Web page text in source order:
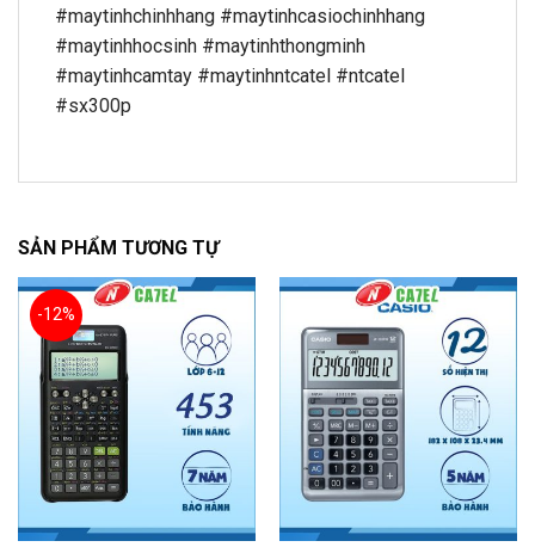
#maytinhchinhhang #maytinhcasiochinhhang
#maytinhhocsinh #maytinhthongminh
#maytinhcamtay #maytinhntcatel #ntcatel
#sx300p
SẢN PHẨM TƯƠNG TỰ
-12%